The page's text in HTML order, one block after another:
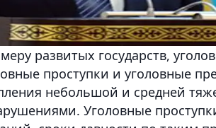
развитых государств,
проступки и уголовные
небольшой и средней
Уголовные